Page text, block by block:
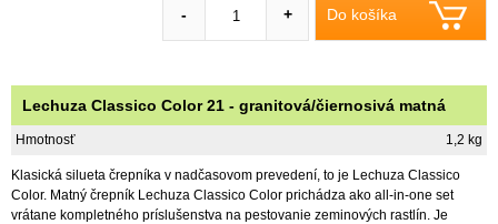
Do košíka
- +
Lechuza Classico Color 21 - granitová/čiernosivá matná
Hmotnosť 1,2 kg
Klasická silueta črepníka v nadčasovom prevedení, to je Lechuza Classico
Color. Matný črepník Lechuza Classico Color prichádza ako all-in-one set
vrátane kompletného príslušenstva na pestovanie zeminových rastlín. Je